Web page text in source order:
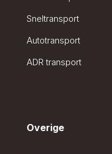
Sneltransport
Autotransport
ADR transport
Overige